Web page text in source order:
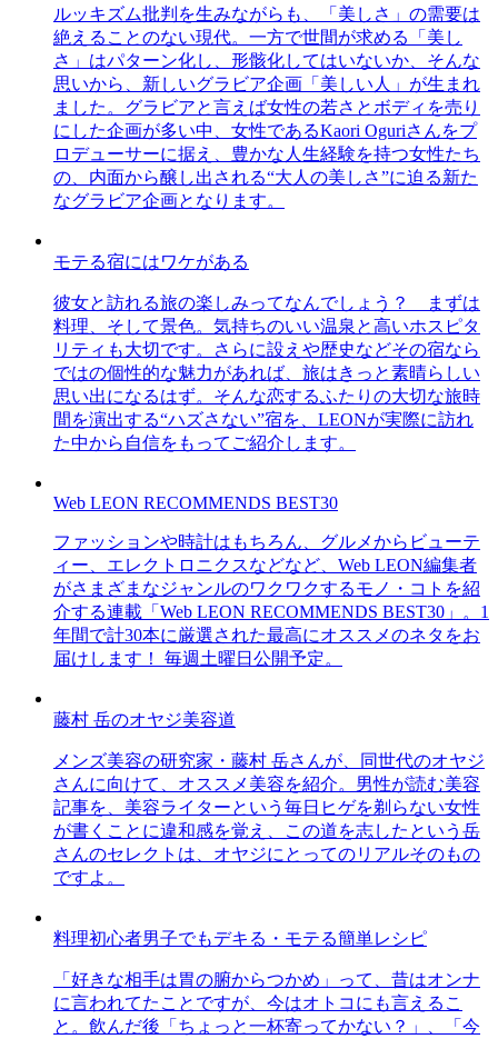
ルッキズム批判を生みながらも、「美しさ」の需要は
絶えることのない現代。一方で世間が求める「美し
さ」はパターン化し、形骸化してはいないか、そんな
思いから、新しいグラビア企画「美しい人」が生まれ
ました。グラビアと言えば女性の若さとボディを売り
にした企画が多い中、女性であるKaori Oguriさんをプ
ロデューサーに据え、豊かな人生経験を持つ女性たち
の、内面から醸し出される“大人の美しさ”に迫る新た
なグラビア企画となります。
モテる宿にはワケがある
彼女と訪れる旅の楽しみってなんでしょう？ まずは
料理、そして景色。気持ちのいい温泉と高いホスピタ
リティも大切です。さらに設えや歴史などその宿なら
ではの個性的な魅力があれば、旅はきっと素晴らしい
思い出になるはず。そんな恋するふたりの大切な旅時
間を演出する“ハズさない”宿を、LEONが実際に訪れ
た中から自信をもってご紹介します。
Web LEON RECOMMENDS BEST30
ファッションや時計はもちろん、グルメからビューテ
ィー、エレクトロニクスなどなど、Web LEON編集者
がさまざまなジャンルのワクワクするモノ・コトを紹
介する連載「Web LEON RECOMMENDS BEST30」。1
年間で計30本に厳選された最高にオススメのネタをお
届けします！ 毎週土曜日公開予定。
藤村 岳のオヤジ美容道
メンズ美容の研究家・藤村 岳さんが、同世代のオヤジ
さんに向けて、オススメ美容を紹介。男性が読む美容
記事を、美容ライターという毎日ヒゲを剃らない女性
が書くことに違和感を覚え、この道を志したという岳
さんのセレクトは、オヤジにとってのリアルそのもの
ですよ。
料理初心者男子でもデキる・モテる簡単レシピ
「好きな相手は胃の腑からつかめ」って、昔はオンナ
に言われてたことですが、今はオトコにも言えるこ
と。飲んだ後「ちょっと一杯寄ってかない？」、「今